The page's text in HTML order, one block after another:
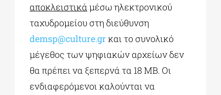
αποκλειστικά μέσω ηλεκτρονικού
ταχυδρομείου στη διεύθυνση
demsp@culture.gr και το συνολικό
μέγεθος των ψηφιακών αρχείων δεν
θα πρέπει να ξεπερνά τα 18 ΜΒ. Οι
ενδιαφερόμενοι καλούνται να